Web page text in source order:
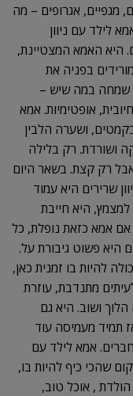
עם
ניוון
שרירים
מגפיים, אגרופים – מה
לילד עם ניוון
היא האמא המצטיינת,
בפניה את
שמחה במה שיש –
אופטימיות. אמא
ושערה הלבין
ושורדת. רק בלילה
רק קצת. בשאר היום
שרירים היא עמוד
היא חייבת
אמא כזאת נופלת, כל
היא פשוט גיבורת על.
להיות בו זמנית כאן,
מתנדבת, עוזרת
ושוב. היא גם
תמיד מעמיסה עוד
אמא לילד עם
שהכי כיף להיות בו,
, אוכל טוב,